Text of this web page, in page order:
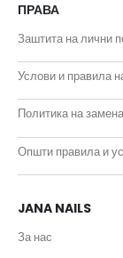
ПРАВА
Заштита на лични
Услови и правила
Политика на
Општи правила и
JANA NAILS
За нас